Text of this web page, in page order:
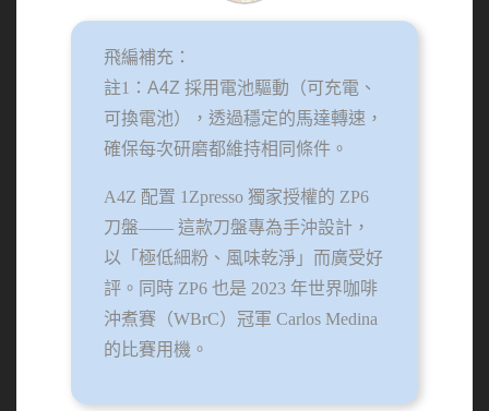
飛編補充：
註1： A4Z 採用電池驅動（可充電、
可換電池），透過穩定的馬達轉速，
確保每次研磨都維持相同條件。
A4Z 配置 1Zpresso 獨家授權的 ZP6
刀盤—— 這款刀盤專為手沖設計，
以「極低細粉、風味乾淨」而廣受好
評。同時 ZP6 也是 2023 年世界咖啡
沖煮賽（WBrC）冠軍 Carlos Medina
的比賽用機。